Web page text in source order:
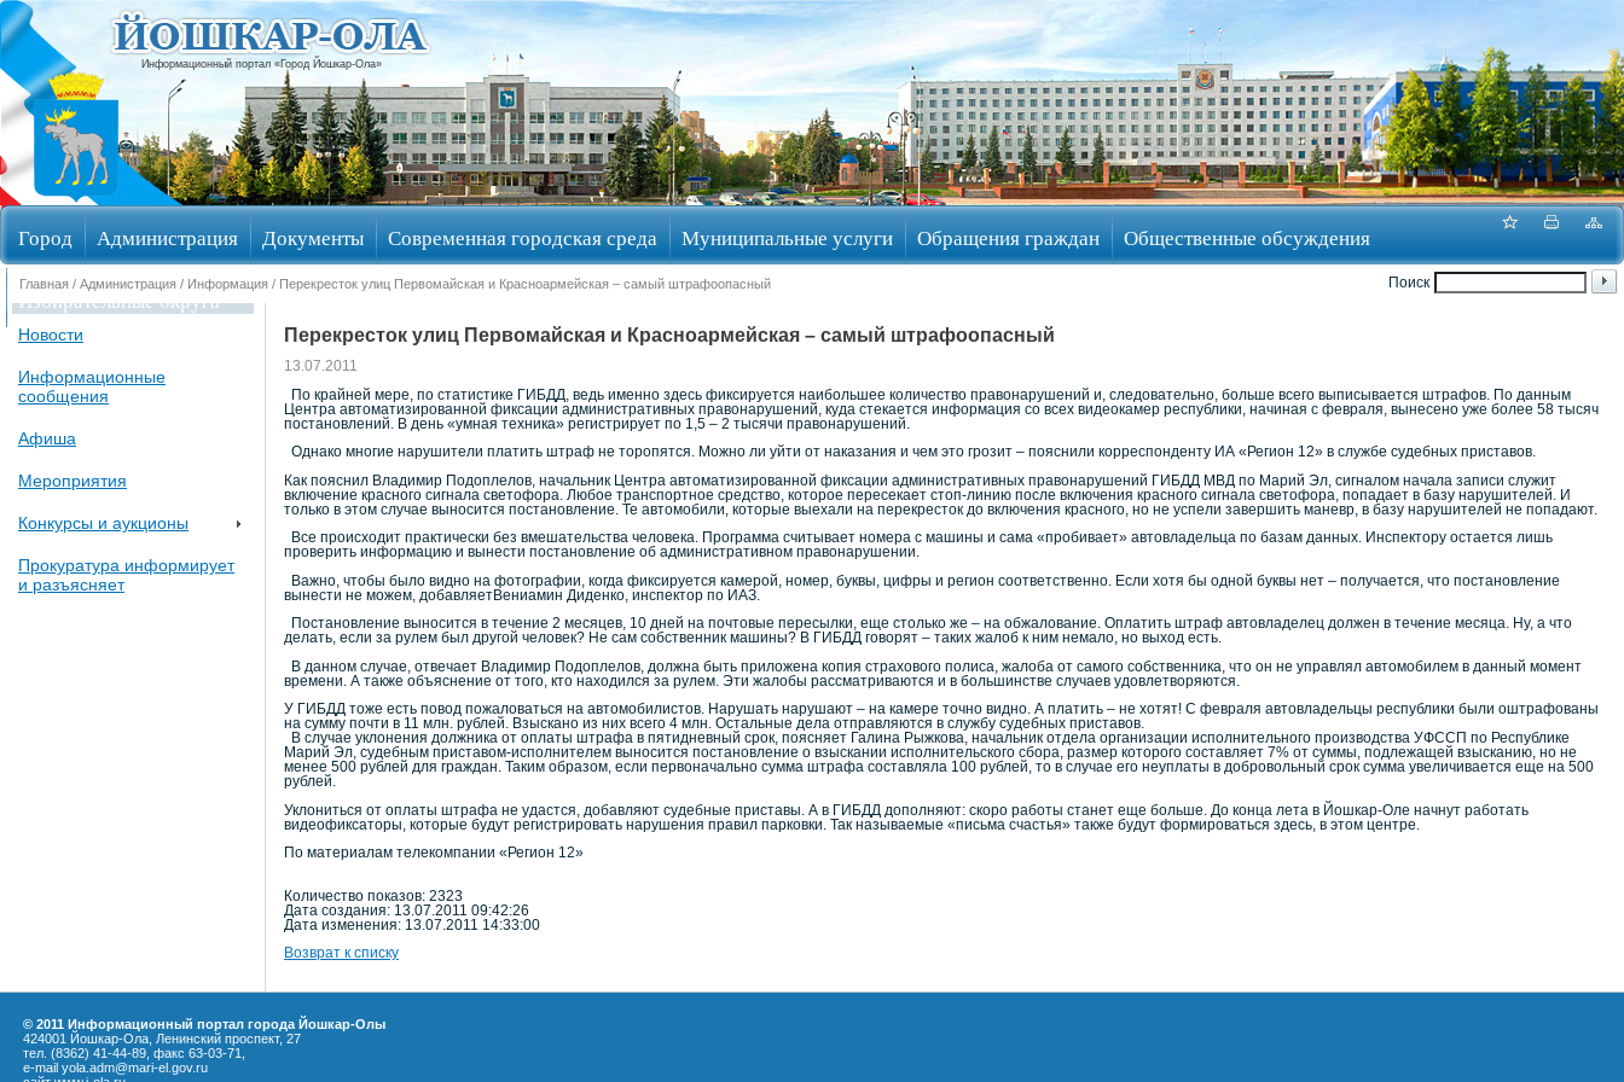
Информационный портал «Город Йошкар-Ола»
Город Администрация Документы Современная городская среда Муниципальные услуги Обращения граждан Общественные обсуждения
Избирательные округа
Поиск
Главная / Администрация / Информация / Перекресток улиц Первомайская и Красноармейская – самый штрафоопасный
Новости
Информационные
сообщения
Афиша
Мероприятия
Конкурсы и аукционы
Прокуратура информирует
и разъясняет
Перекресток улиц Первомайская и Красноармейская – самый штрафоопасный
13.07.2011
По крайней мере, по статистике ГИБДД, ведь именно здесь фиксируется наибольшее количество правонарушений и, следовательно, больше всего выписывается штрафов. По данным
Центра автоматизированной фиксации административных правонарушений, куда стекается информация со всех видеокамер республики, начиная с февраля, вынесено уже более 58 тысяч
постановлений. В день «умная техника» регистрирует по 1,5 – 2 тысячи правонарушений.
Однако многие нарушители платить штраф не торопятся. Можно ли уйти от наказания и чем это грозит – пояснили корреспонденту ИА «Регион 12» в службе судебных приставов.
Как пояснил Владимир Подоплелов, начальник Центра автоматизированной фиксации административных правонарушений ГИБДД МВД по Марий Эл, сигналом начала записи служит
включение красного сигнала светофора. Любое транспортное средство, которое пересекает стоп-линию после включения красного сигнала светофора, попадает в базу нарушителей. И
только в этом случае выносится постановление. Те автомобили, которые выехали на перекресток до включения красного, но не успели завершить маневр, в базу нарушителей не попадают.
Все происходит практически без вмешательства человека. Программа считывает номера с машины и сама «пробивает» автовладельца по базам данных. Инспектору остается лишь
проверить информацию и вынести постановление об административном правонарушении.
Важно, чтобы было видно на фотографии, когда фиксируется камерой, номер, буквы, цифры и регион соответственно. Если хотя бы одной буквы нет – получается, что постановление
вынести не можем, добавляетВениамин Диденко, инспектор по ИАЗ.
Постановление выносится в течение 2 месяцев, 10 дней на почтовые пересылки, еще столько же – на обжалование. Оплатить штраф автовладелец должен в течение месяца. Ну, а что
делать, если за рулем был другой человек? Не сам собственник машины? В ГИБДД говорят – таких жалоб к ним немало, но выход есть.
В данном случае, отвечает Владимир Подоплелов, должна быть приложена копия страхового полиса, жалоба от самого собственника, что он не управлял автомобилем в данный момент
времени. А также объяснение от того, кто находился за рулем. Эти жалобы рассматриваются и в большинстве случаев удовлетворяются.
У ГИБДД тоже есть повод пожаловаться на автомобилистов. Нарушать нарушают – на камере точно видно. А платить – не хотят! С февраля автовладельцы республики были оштрафованы
на сумму почти в 11 млн. рублей. Взыскано из них всего 4 млн. Остальные дела отправляются в службу судебных приставов.
В случае уклонения должника от оплаты штрафа в пятидневный срок, поясняет Галина Рыжкова, начальник отдела организации исполнительного производства УФССП по Республике
Марий Эл, судебным приставом-исполнителем выносится постановление о взыскании исполнительского сбора, размер которого составляет 7% от суммы, подлежащей взысканию, но не
менее 500 рублей для граждан. Таким образом, если первоначально сумма штрафа составляла 100 рублей, то в случае его неуплаты в добровольный срок сумма увеличивается еще на 500
рублей.
Уклониться от оплаты штрафа не удастся, добавляют судебные приставы. А в ГИБДД дополняют: скоро работы станет еще больше. До конца лета в Йошкар-Оле начнут работать
видеофиксаторы, которые будут регистрировать нарушения правил парковки. Так называемые «письма счастья» также будут формироваться здесь, в этом центре.
По материалам телекомпании «Регион 12»
Количество показов: 2323
Дата создания: 13.07.2011 09:42:26
Дата изменения: 13.07.2011 14:33:00
Возврат к списку
© 2011 Информационный портал города Йошкар-Олы
424001 Йошкар-Ола, Ленинский проспект, 27
тел. (8362) 41-44-89, факс 63-03-71,
e-mail yola.adm@mari-el.gov.ru